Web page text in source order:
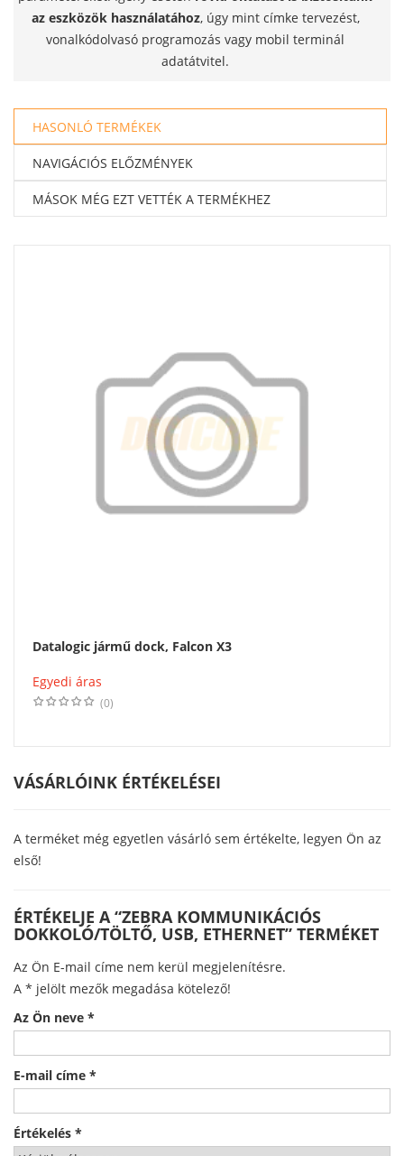
az eszközök használatához, úgy mint címke tervezést,
vonalkódolvasó programozás vagy mobil terminál
adatátvitel.
HASONLÓ TERMÉKEK
NAVIGÁCIÓS ELŐZMÉNYEK
MÁSOK MÉG EZT VETTÉK A TERMÉKHEZ
Datalogic jármű dock, Falcon X3
Egyedi áras
(0)
VÁSÁRLÓINK ÉRTÉKELÉSEI
A terméket még egyetlen vásárló sem értékelte, legyen Ön az
első!
ÉRTÉKELJE A “ZEBRA KOMMUNIKÁCIÓS
DOKKOLÓ/TÖLTŐ, USB, ETHERNET” TERMÉKET
Az Ön E-mail címe nem kerül megjelenítésre.
A * jelölt mezők megadása kötelező!
Az Ön neve *
E-mail címe *
Értékelés *